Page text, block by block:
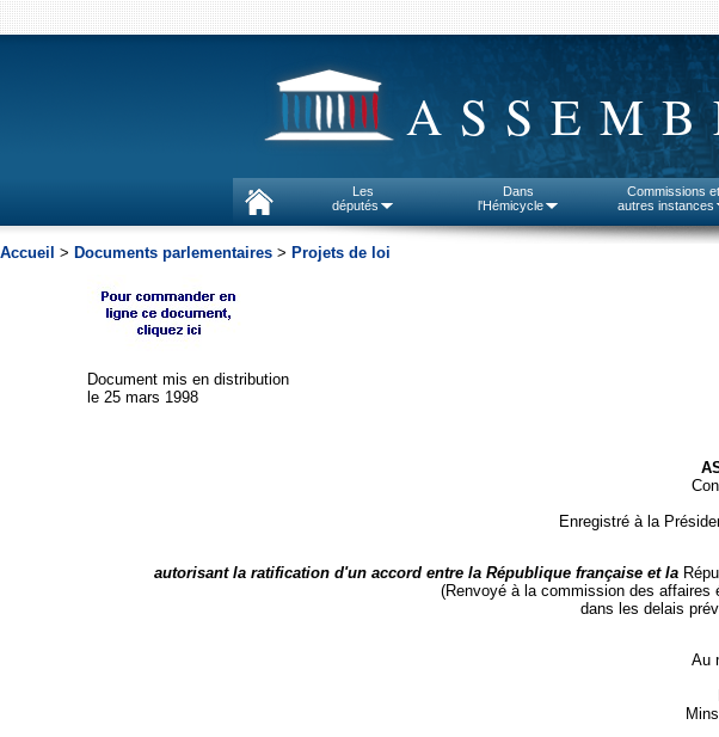
Les
députés
Dans
l'Hémicycle
Commissions et
autres instances
Accueil > Documents parlementaires > Projets de loi
Document mis en distribution
le 25 mars 1998
Enregistré à la
autorisant la ratification d'un accord entre la République française et la
(Renvoyé à la commission des
dans les delais
Au